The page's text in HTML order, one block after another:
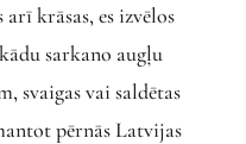
krāsas, es izvēlos
sarkano augļu
svaigas vai saldētas
pērnās Latvijas